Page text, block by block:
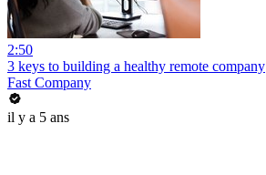
2:50
3 keys to building a healthy remote company
Fast Company
il y a 5 ans